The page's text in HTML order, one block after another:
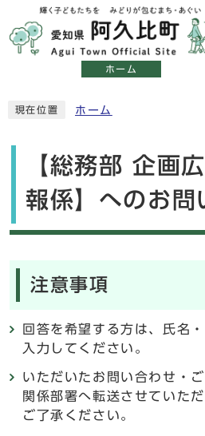
ホーム
現在位置 ホーム
【総務部 企画
報係】へのお問
注意事項
回答を希望する方は、氏名
入力してください。
いただいたお問い合わせ・
関係部署へ転送させていた
ご了承ください。